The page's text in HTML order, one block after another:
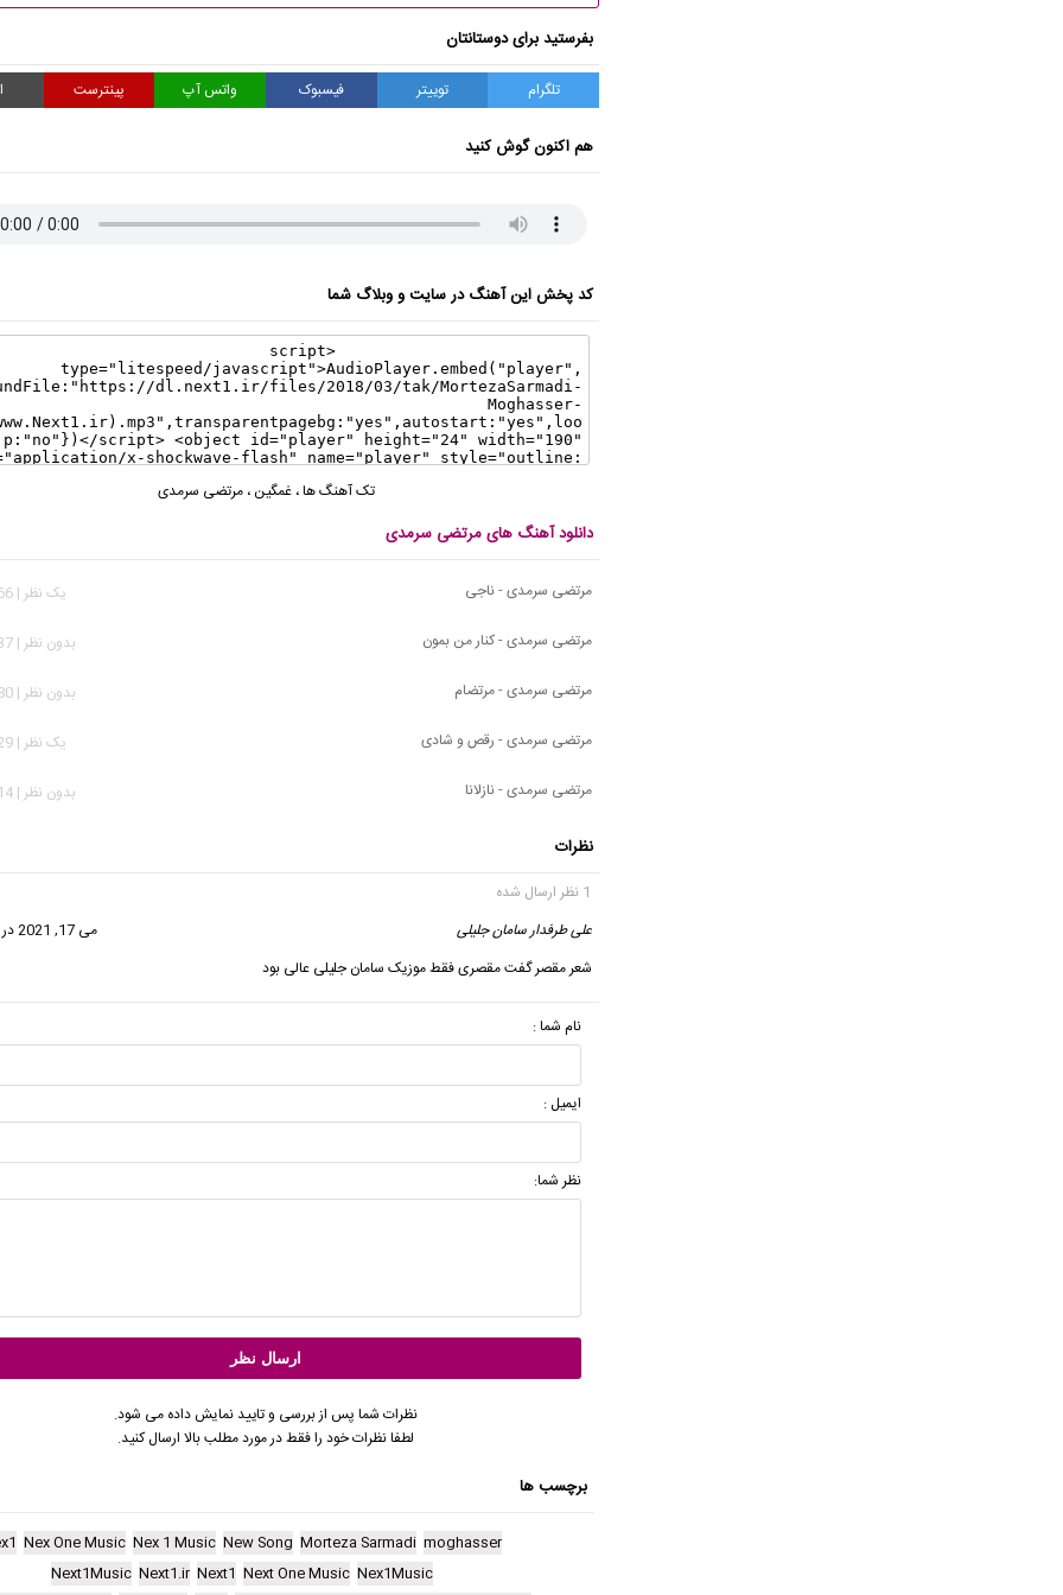
بفرستید برای دوستانتان
تلگرام توییتر فیسبوک واتس آپ پینترست
هم اکنون گوش کنید
کد پخش این آهنگ در سایت و وبلاگ شما
تک آهنگ ها،غمگین ،مرتضی سرمدی
دانلود آهنگ های مرتضی سرمدی
مرتضی سرمدی - ناجی
يک نظر | 2,866 بازدید
مرتضی سرمدی - کنار من بمون
بدون نظر | 7,937 بازدید
مرتضی سرمدی - مرتضام
بدون نظر | 2,580 بازدید
مرتضی سرمدی - رقص و شادی
يک نظر | 5,729 بازدید
مرتضی سرمدی - نازلانا
بدون نظر | 2,814 بازدید
نظرات
1 نظر ارسال شده
علی طرفدار سامان جلیلی
می 17, 2021 در 1:29 ب.ظ
شعر مقصر گفت مقصری فقط موزیک سامان جلیلی عالی بود
نام شما :
ایمیل :
نظر شما:
نظرات شما پس از بررسی و تایید نمایش داده می شود.
لطفا نظرات خود را فقط در مورد مطلب بالا ارسال کنید.
برچسب ها
moghasser
Morteza Sarmadi
New Song
Nex 1 Music
Nex One Music
Nex1Music
Next One Music
Next1
Next1.ir
Next1Music